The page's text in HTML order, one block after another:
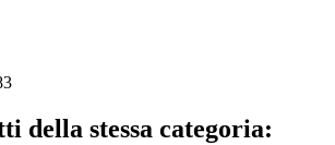
della stessa categoria: